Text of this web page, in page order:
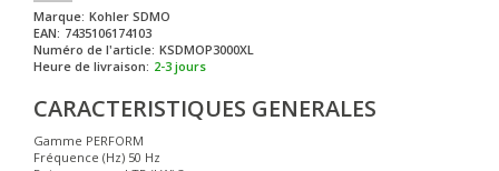
Marque: Kohler SDMO
EAN: 7435106174103
Numéro de l'article: KSDMOP3000XL
Heure de livraison: 2-3 jours
CARACTERISTIQUES GENERALES
Gamme PERFORM
Fréquence (Hz) 50 Hz